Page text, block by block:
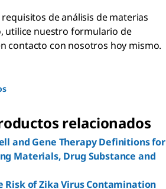
de análisis de materias
utilice nuestro formulario de
contacto con nosotros hoy mismo.
relacionados
and Gene Therapy Definitions for
Materials, Drug Substance and
of Zika Virus Contamination